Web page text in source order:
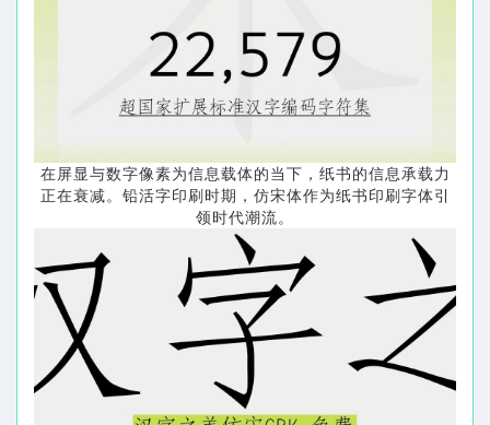
在屏显与数字像素为信息载体的当下，纸书的信息承载力
正在衰减。铅活字印刷时期，仿宋体作为纸书印刷字体引
领时代潮流。